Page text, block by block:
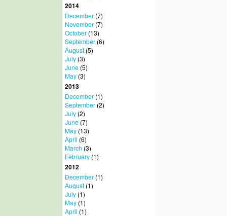
2014
December(7)
November(7)
October(13)
September(6)
August(5)
July(3)
June(5)
May(3)
2013
December(1)
September(2)
July(2)
June(7)
May(13)
April (6)
March (3)
February(1)
2012
December(1)
August(1)
July(1)
May(1)
April (1)